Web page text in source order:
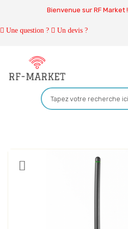
Bienvenue sur RF Market !
Une question ? Un devis ?